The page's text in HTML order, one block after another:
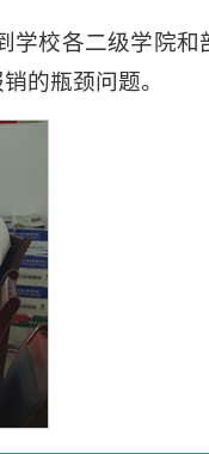
学校各二级学院和
的瓶颈问题。